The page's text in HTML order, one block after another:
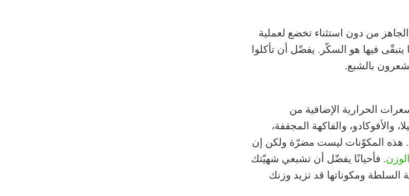
من دون استثناء تخضع لعملية
فيها هو السكّر. يفضّل أن تأكلوا
بالشبع.
الحرارية الإضافية من
والأفوكادو، والفاكهة المجففة،
هذه المكوّنات ليست مضرّة ولكن إن
الوزن. فأحيانًا يفضّل أن تشبعي شهيّتك
السلطة ومكوناتها قد تزيد وزنك